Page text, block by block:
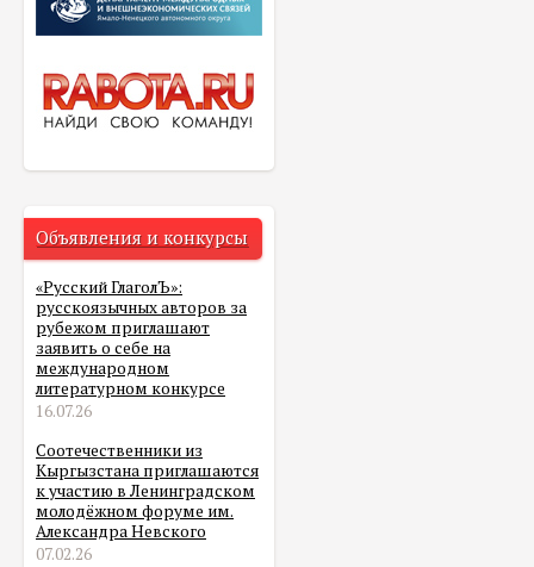
Объявления и конкурсы
«Русский ГлаголЪ»:
русскоязычных авторов за
рубежом приглашают
заявить о себе на
международном
литературном конкурсе
16.07.26
Соотечественники из
Кыргызстана приглашаются
к участию в Ленинградском
молодёжном форуме им.
Александра Невского
07.02.26